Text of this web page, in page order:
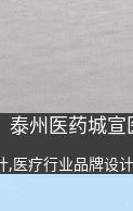
泰州医药城宣
,医疗行业品牌设